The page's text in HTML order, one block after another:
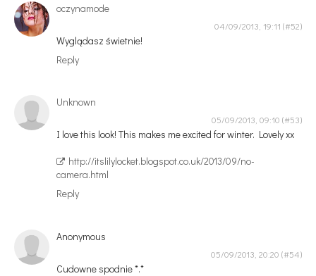
oczynamode
04/09/2013, 19:11
Wyglądasz świetnie!
Reply
Unknown
05/09/2013, 09:10
I love this look! This makes me excited for winter. Lovely xx
http://itslilylocket.blogspot.co.uk/2013/09/no-
camera.html
Reply
Anonymous
05/09/2013, 20:20
Cudowne spodnie *.*